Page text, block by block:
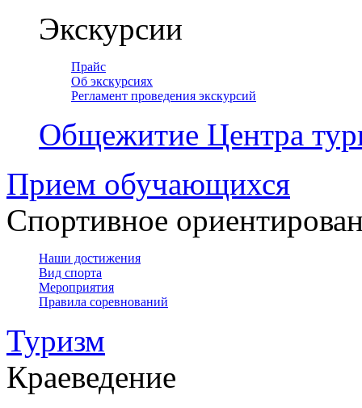
Экскурсии
Прайс
Об экскурсиях
Регламент проведения экскурсий
Общежитие Центра
Прием обучающихся
Спортивное
Наши достижения
Вид спорта
Мероприятия
Правила соревнований
Туризм
Краеведение